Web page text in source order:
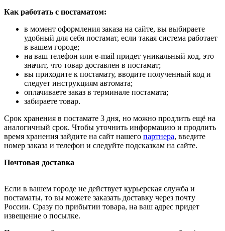
Как работать с постаматом:
в момент оформления заказа на сайте, вы выбираете
удобный для себя постамат, если такая система работает
в вашем городе;
на ваш телефон или e-mail придет уникальный код, это
значит, что товар доставлен в постамат;
вы приходите к постамату, вводите полученный код и
следует инструкциям автомата;
оплачиваете заказ в терминале постамата;
забираете товар.
Срок хранения в постамате 3 дня, но можно продлить ещё на
аналогичный срок. Чтобы уточнить информацию и продлить
время хранения зайдите на сайт нашего партнера, введите
номер заказа и телефон и следуйте подсказкам на сайте.
Почтовая доставка
Если в вашем городе не действует курьерская служба и
постаматы, то вы можете заказать доставку через почту
России. Сразу по прибытии товара, на ваш адрес придет
извещение о посылке.